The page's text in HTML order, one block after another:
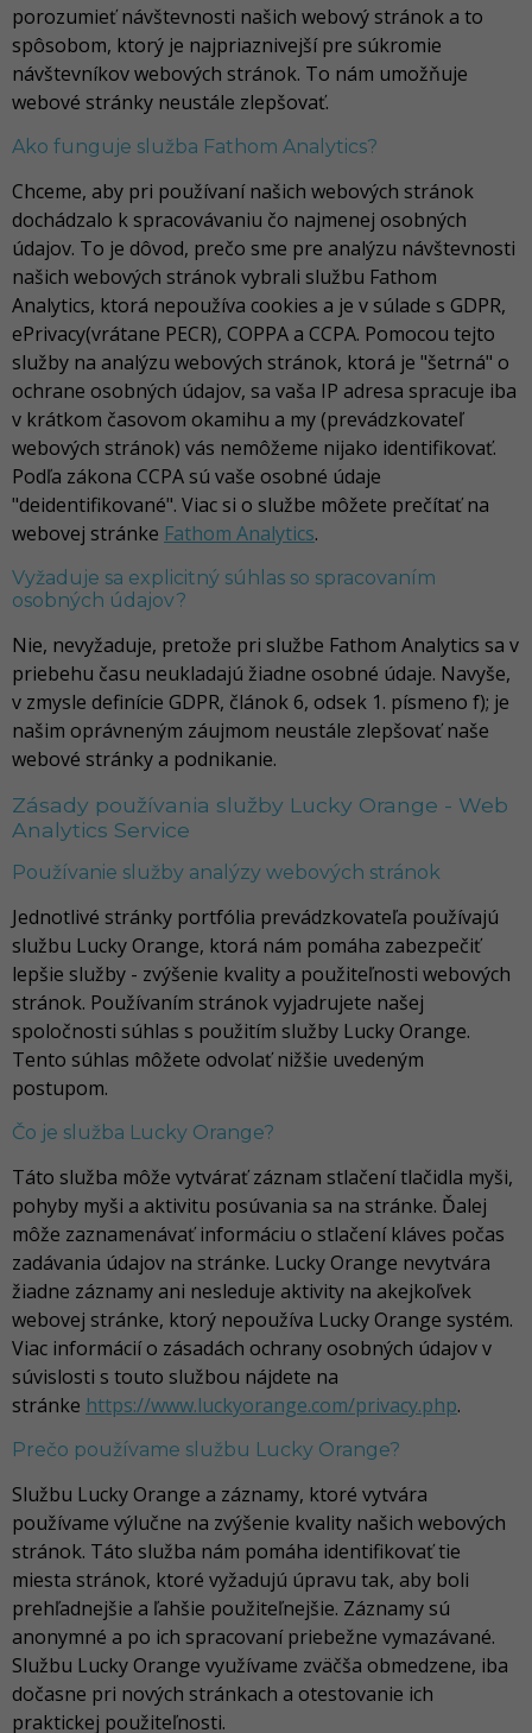
porozumieť návštevnosti našich webový stránok a to
spôsobom, ktorý je najpriaznivejší pre súkromie
návštevníkov webových stránok. To nám umožňuje
webové stránky neustále zlepšovať.
Ako funguje služba Fathom Analytics?
Chceme, aby pri používaní našich webových stránok
dochádzalo k spracovávaniu čo najmenej osobných
údajov. To je dôvod, prečo sme pre analýzu návštevnosti
našich webových stránok vybrali službu Fathom
Analytics, ktorá nepoužíva cookies a je v súlade s GDPR,
ePrivacy(vrátane PECR), COPPA a CCPA. Pomocou tejto
služby na analýzu webových stránok, ktorá je "šetrná" o
ochrane osobných údajov, sa vaša IP adresa spracuje iba
v krátkom časovom okamihu a my (prevádzkovateľ
webových stránok) vás nemôžeme nijako identifikovať.
Podľa zákona CCPA sú vaše osobné údaje
"deidentifikované". Viac si o službe môžete prečítať na
webovej stránke Fathom Analytics.
Vyžaduje sa explicitný súhlas so spracovaním
osobných údajov?
Nie, nevyžaduje, pretože pri službe Fathom Analytics sa v
priebehu času neukladajú žiadne osobné údaje. Navyše,
v zmysle definície GDPR, článok 6, odsek 1. písmeno f); je
našim oprávneným záujmom neustále zlepšovať naše
webové stránky a podnikanie.
Zásady používania služby Lucky Orange - Web
Analytics Service
Používanie služby analýzy webových stránok
Jednotlivé stránky portfólia prevádzkovateľa používajú
službu Lucky Orange, ktorá nám pomáha zabezpečiť
lepšie služby - zvýšenie kvality a použiteľnosti webových
stránok. Používaním stránok vyjadrujete našej
spoločnosti súhlas s použitím služby Lucky Orange.
Tento súhlas môžete odvolať nižšie uvedeným
postupom.
Čo je služba Lucky Orange?
Táto služba môže vytvárať záznam stlačení tlačidla myši,
pohyby myši a aktivitu posúvania sa na stránke. Ďalej
môže zaznamenávať informáciu o stlačení kláves počas
zadávania údajov na stránke. Lucky Orange nevytvára
žiadne záznamy ani nesleduje aktivity na akejkoľvek
webovej stránke, ktorý nepoužíva Lucky Orange systém.
Viac informácií o zásadách ochrany osobných údajov v
súvislosti s touto službou nájdete na
stránke https://www.luckyorange.com/privacy.php.
Prečo používame službu Lucky Orange?
Službu Lucky Orange a záznamy, ktoré vytvára
používame výlučne na zvýšenie kvality našich webových
stránok. Táto služba nám pomáha identifikovať tie
miesta stránok, ktoré vyžadujú úpravu tak, aby boli
prehľadnejšie a ľahšie použiteľnejšie. Záznamy sú
anonymné a po ich spracovaní priebežne vymazávané.
Službu Lucky Orange využívame zväčša obmedzene, iba
dočasne pri nových stránkach a otestovanie ich
praktickej použiteľnosti.